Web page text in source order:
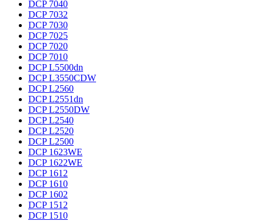
DCP 7040
DCP 7032
DCP 7030
DCP 7025
DCP 7020
DCP 7010
DCP L5500dn
DCP L3550CDW
DCP L2560
DCP L2551dn
DCP L2550DW
DCP L2540
DCP L2520
DCP L2500
DCP 1623WE
DCP 1622WE
DCP 1612
DCP 1610
DCP 1602
DCP 1512
DCP 1510